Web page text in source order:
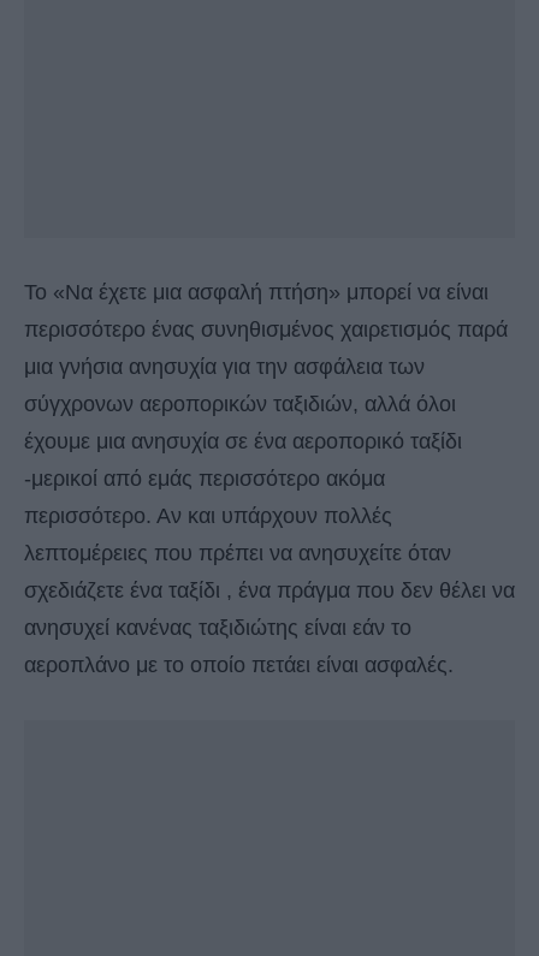
Το «Να έχετε μια ασφαλή πτήση» μπορεί να είναι
περισσότερο ένας συνηθισμένος χαιρετισμός παρά
μια γνήσια ανησυχία για την ασφάλεια των
σύγχρονων αεροπορικών ταξιδιών, αλλά όλοι
έχουμε μια ανησυχία σε ένα αεροπορικό ταξίδι
-μερικοί από εμάς περισσότερο ακόμα
περισσότερο. Αν και υπάρχουν πολλές
λεπτομέρειες που πρέπει να ανησυχείτε όταν
σχεδιάζετε ένα ταξίδι , ένα πράγμα που δεν θέλει να
ανησυχεί κανένας ταξιδιώτης είναι εάν το
αεροπλάνο με το οποίο πετάει είναι ασφαλές.